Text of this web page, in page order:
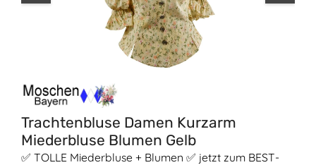
Trachtenbluse Damen Kurzarm
Miederbluse Blumen Gelb
✅ TOLLE Miederbluse + Blumen ✅ jetzt zum BEST-